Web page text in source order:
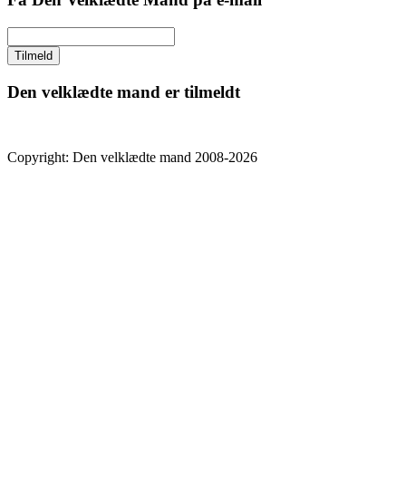
Den velklædte mand er tilmeldt
Copyright: Den velklædte mand 2008-2026